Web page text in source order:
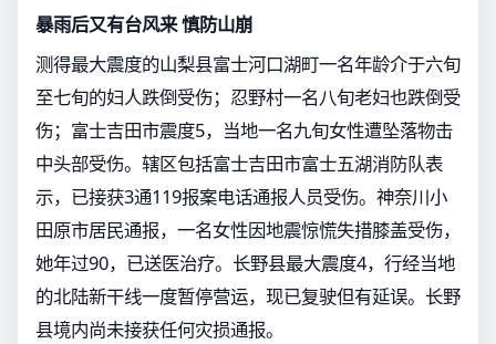
暴雨后又有台风来 慎防山崩
测得最大震度的山梨县富士河口湖町一名年龄介于六旬
至七旬的妇人跌倒受伤；忍野村一名八旬老妇也跌倒受
伤；富士吉田市震度5，当地一名九旬女性遭坠落物击
中头部受伤。辖区包括富士吉田市富士五湖消防队表
示，已接获3通119报案电话通报人员受伤。神奈川小
田原市居民通报，一名女性因地震惊慌失措膝盖受伤，
她年过90，已送医治疗。长野县最大震度4，行经当地
的北陆新干线一度暂停营运，现已复驶但有延误。长野
县境内尚未接获任何灾损通报。